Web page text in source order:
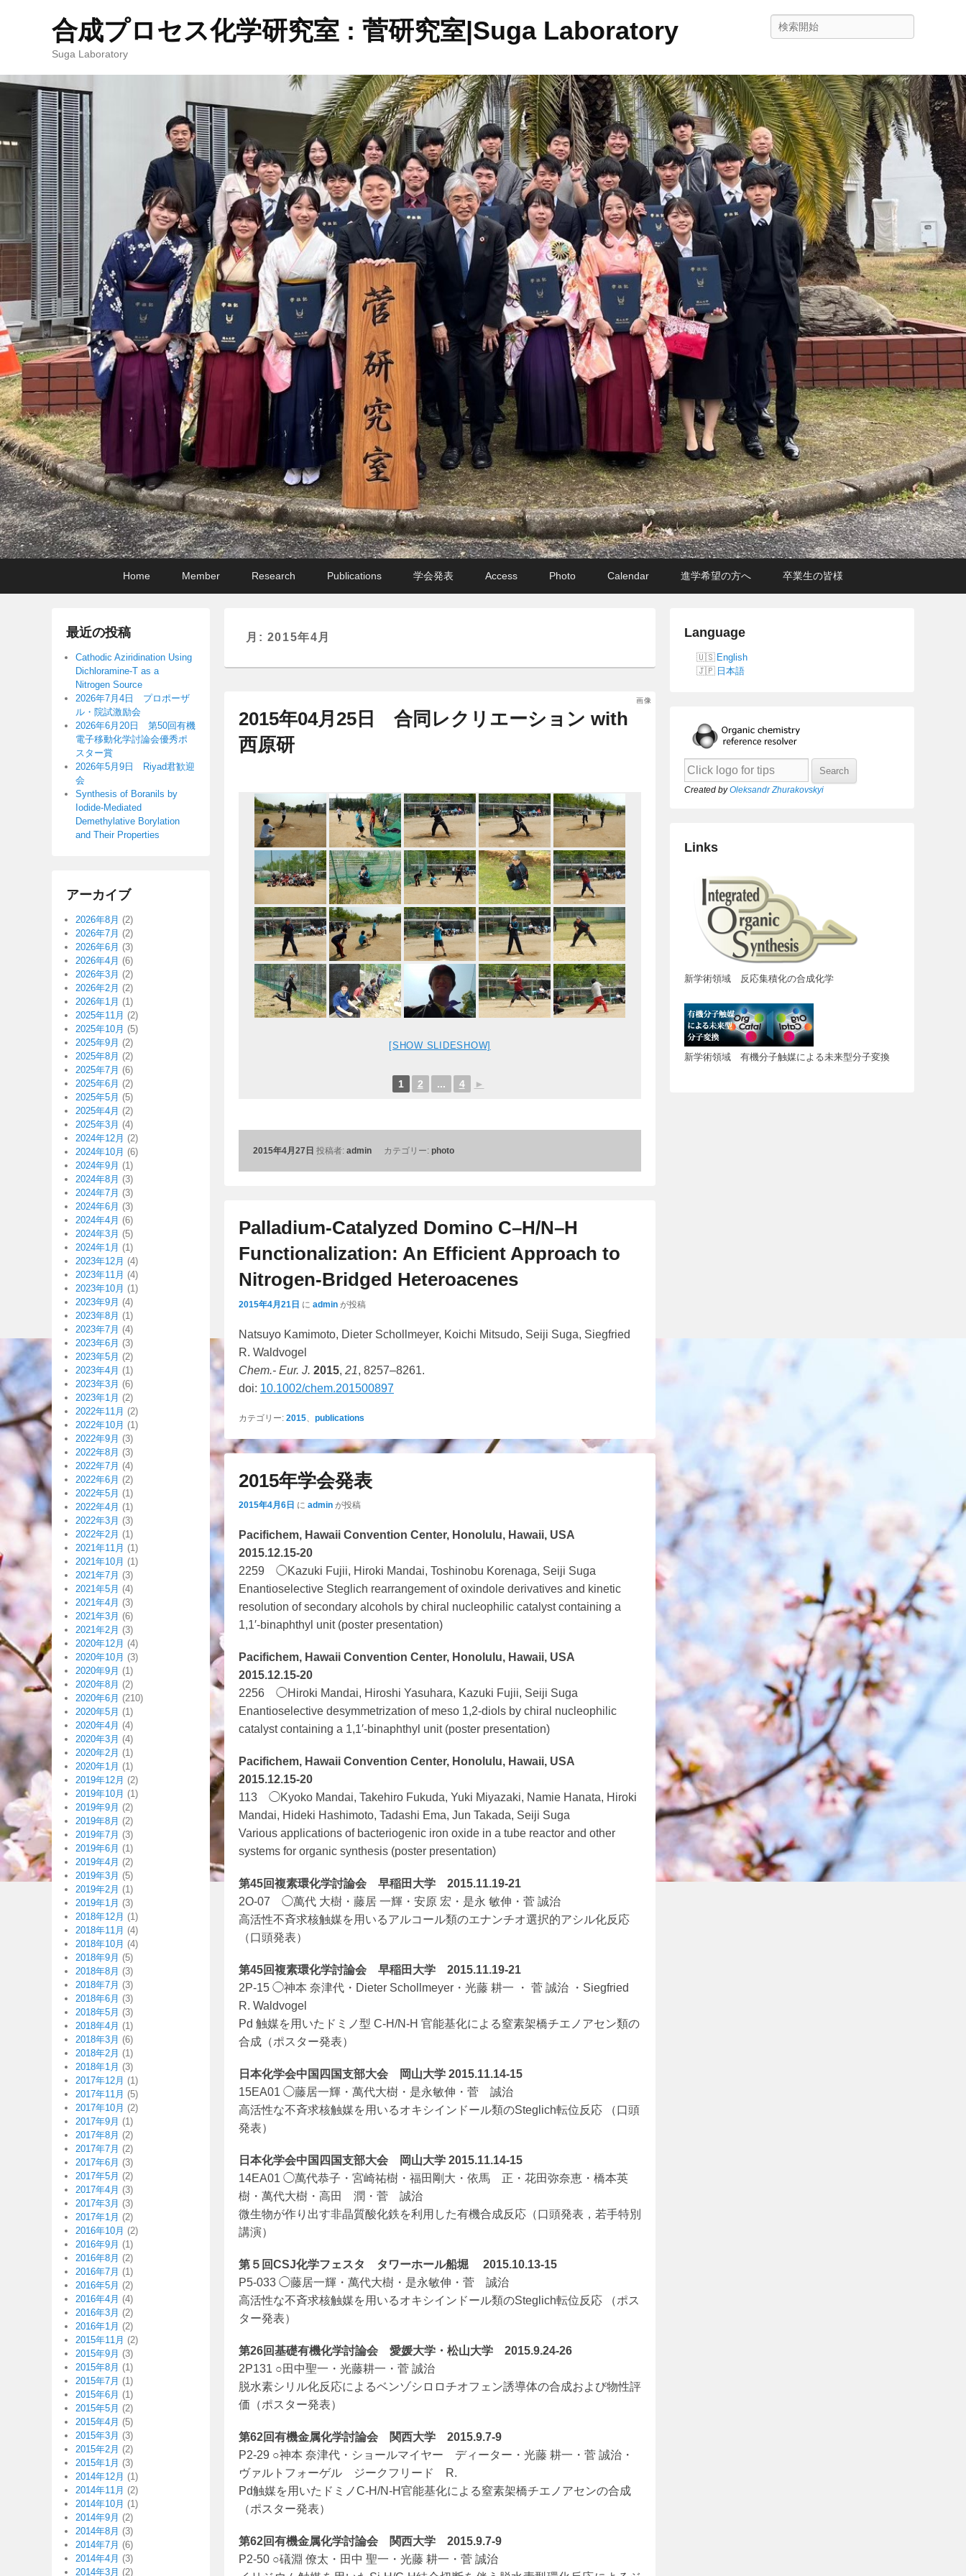
合成プロセス化学研究室 : 菅研究室|Suga Laboratory
Suga Laboratory
索
Home Member Research Publications 学会発表 Access Photo Calendar 進学希望の方へ 卒業生の皆様
月: 2015年4月
2015年04月25日 合同レクリエーション with
西原研
画像
[SHOW SLIDESHOW]
1 2 ... 4 ►
2015年4月27日 投稿者: admin カテゴリー: photo
Palladium-Catalyzed Domino C–H/N–H
Functionalization: An Efficient Approach to
Nitrogen-Bridged Heteroacenes
2015年4月21日 に admin が投稿
Natsuyo Kamimoto, Dieter Schollmeyer, Koichi Mitsudo, Seiji Suga, Siegfried
R. Waldvogel
Chem.- Eur. J. 2015, 21, 8257–8261.
doi: 10.1002/chem.201500897
カテゴリー: 2015 publications
2015年学会発表
2015年4月6日 に admin が投稿
Pacifichem, Hawaii Convention Center, Honolulu, Hawaii, USA
2015.12.15-20
2259 ◯Kazuki Fujii, Hiroki Mandai, Toshinobu Korenaga, Seiji Suga
Enantioselective Steglich rearrangement of oxindole derivatives and kinetic
resolution of secondary alcohols by chiral nucleophilic catalyst containing a
1,1′-binaphthyl unit (poster presentation)
Pacifichem, Hawaii Convention Center, Honolulu, Hawaii, USA
2015.12.15-20
2256 ◯Hiroki Mandai, Hiroshi Yasuhara, Kazuki Fujii, Seiji Suga
Enantioselective desymmetrization of meso 1,2-diols by chiral nucleophilic
catalyst containing a 1,1′-binaphthyl unit (poster presentation)
Pacifichem, Hawaii Convention Center, Honolulu, Hawaii, USA
2015.12.15-20
113 ◯Kyoko Mandai, Takehiro Fukuda, Yuki Miyazaki, Namie Hanata, Hiroki
Mandai, Hideki Hashimoto, Tadashi Ema, Jun Takada, Seiji Suga
Various applications of bacteriogenic iron oxide in a tube reactor and other
systems for organic synthesis (poster presentation)
第45回複素環化学討論会 早稲田大学 2015.11.19-21
2O-07 ◯萬代 大樹・藤居 一輝・安原 宏・是永 敏伸・菅 誠治
高活性不斉求核触媒を用いるアルコール類のエナンチオ選択的アシル化反応
（口頭発表）
第45回複素環化学討論会 早稲田大学 2015.11.19-21
2P-15 ◯神本 奈津代・Dieter Schollmeyer・光藤 耕一 ・ 菅 誠治 ・Siegfried
R. Waldvogel
Pd 触媒を用いたドミノ型 C-H/N-H 官能基化による窒素架橋チエノアセン類の
合成（ポスター発表）
日本化学会中国四国支部大会 岡山大学 2015.11.14-15
15EA01 ◯藤居一輝・萬代大樹・是永敏伸・菅 誠治
高活性な不斉求核触媒を用いるオキシインドール類のSteglich転位反応 （口頭
発表）
日本化学会中国四国支部大会 岡山大学 2015.11.14-15
14EA01 ◯萬代恭子・宮崎祐樹・福田剛大・依馬 正・花田弥奈恵・橋本英
樹・萬代大樹・高田 潤・菅 誠治
微生物が作り出す非晶質酸化鉄を利用した有機合成反応（口頭発表，若手特別
講演）
第５回CSJ化学フェスタ タワーホール船堀 2015.10.13-15
P5-033 ◯藤居一輝・萬代大樹・是永敏伸・菅 誠治
高活性な不斉求核触媒を用いるオキシインドール類のSteglich転位反応 （ポス
ター発表）
第26回基礎有機化学討論会 愛媛大学・松山大学 2015.9.24-26
2P131 ○田中聖一・光藤耕一・菅 誠治
脱水素シリル化反応によるベンゾシロロチオフェン誘導体の合成および物性評
価（ポスター発表）
第62回有機金属化学討論会 関西大学 2015.9.7-9
P2-29 ○神本 奈津代・ショールマイヤー ディーター・光藤 耕一・菅 誠治・
ヴァルトフォーゲル ジークフリード R.
Pd触媒を用いたドミノC-H/N-H官能基化による窒素架橋チエノアセンの合成
（ポスター発表）
第62回有機金属化学討論会 関西大学 2015.9.7-9
P2-50 ○礒淵 僚太・田中 聖一・光藤 耕一・菅 誠治
Language
English
日本語
Created byOleksandr Zhurakovskyi
Links
新学術領域 反応集積化の合成化学
新学術領域 有機分子触媒による未来型分子変換
最近の投稿
Cathodic Aziridination Using
Dichloramine-T as a
Nitrogen Source
2026年7月4日 プロポーザ
ル・院試激励会
2026年6月20日 第50回有機
電子移動化学討論会優秀ポ
スター賞
2026年5月9日 Riyad君歓迎
会
Synthesis of Boranils by
Iodide-Mediated
Demethylative Borylation
and Their Properties
アーカイブ
2026年8月 (2)
2026年7月 (2)
2026年6月 (3)
2026年4月 (6)
2026年3月 (2)
2026年2月 (2)
2026年1月 (1)
2025年11月 (2)
2025年10月 (5)
2025年9月 (2)
2025年8月 (2)
2025年7月 (6)
2025年6月 (2)
2025年5月 (5)
2025年4月 (2)
2025年3月 (4)
2024年12月 (2)
2024年10月 (6)
2024年9月 (1)
2024年8月 (3)
2024年7月 (3)
2024年6月 (3)
2024年4月 (6)
2024年3月 (5)
2024年1月 (1)
2023年12月 (4)
2023年11月 (4)
2023年10月 (1)
2023年9月 (4)
2023年8月 (1)
2023年7月 (4)
2023年6月 (3)
2023年5月 (2)
2023年4月 (1)
2023年3月 (6)
2023年1月 (2)
2022年11月 (2)
2022年10月 (1)
2022年9月 (3)
2022年8月 (3)
2022年7月 (4)
2022年6月 (2)
2022年5月 (1)
2022年4月 (1)
2022年3月 (3)
2022年2月 (1)
2021年11月 (1)
2021年10月 (1)
2021年7月 (3)
2021年5月 (4)
2021年4月 (3)
2021年3月 (6)
2021年2月 (3)
2020年12月 (4)
2020年10月 (3)
2020年9月 (1)
2020年8月 (2)
2020年6月 (210)
2020年5月 (1)
2020年4月 (4)
2020年3月 (4)
2020年2月 (1)
2020年1月 (1)
2019年12月 (2)
2019年10月 (1)
2019年9月 (2)
2019年8月 (2)
2019年7月 (3)
2019年6月 (1)
2019年4月 (2)
2019年3月 (5)
2019年2月 (1)
2019年1月 (3)
2018年12月 (1)
2018年11月 (4)
2018年10月 (4)
2018年9月 (5)
2018年8月 (3)
2018年7月 (3)
2018年6月 (3)
2018年5月 (3)
2018年4月 (1)
2018年3月 (6)
2018年2月 (1)
2018年1月 (3)
2017年12月 (1)
2017年11月 (5)
2017年10月 (2)
2017年9月 (1)
2017年8月 (2)
2017年7月 (2)
2017年6月 (3)
2017年5月 (2)
2017年4月 (3)
2017年3月 (3)
2017年1月 (2)
2016年10月 (2)
2016年9月 (1)
2016年8月 (2)
2016年7月 (1)
2016年5月 (2)
2016年4月 (4)
2016年3月 (2)
2016年1月 (2)
2015年11月 (2)
2015年9月 (3)
2015年8月 (1)
2015年7月 (1)
2015年6月 (1)
2015年5月 (2)
2015年4月 (5)
2015年3月 (3)
2015年2月 (2)
2015年1月 (3)
2014年12月 (1)
2014年11月 (2)
2014年10月 (1)
2014年9月 (2)
2014年8月 (3)
2014年7月 (6)
2014年4月 (3)
2014年3月 (2)